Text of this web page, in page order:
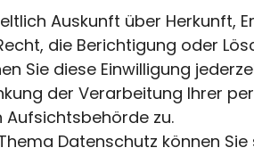
Auskunft über
die Berichtigung oder
Sie diese Einwilligung
der Verarbeitung Ihrer
zu.
Datenschutz können